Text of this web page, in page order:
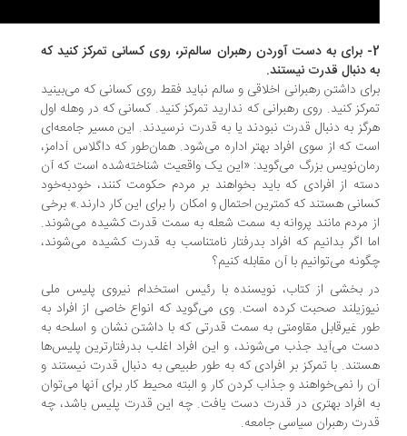
2- برای به دست آوردن رهبران سالم‌تر، روی کسانی تمرکز کنید که
دنبال قدرت نیستند.
داشتن رهبرانی اخلاقی و سالم نباید فقط روی کسانی که می‌بینید
کنید. روی رهبرانی که ندارید تمرکز کنید. کسانی که در وهله اول
به دنبال قدرت نبودند یا به قدرت نرسیدند. این مسیر جامعه‌ای
که از سوی افراد بهتر اداره می‌شود. همان‌طور که داگلاس آدامز،
بزرگ می‌گوید: «این یک واقعیت شناخته‌شده است که آن
از افرادی که باید بخواهند بر مردم حکومت کنند، خودبه‌خود
هستند که کمترین احتمال و امکان را برای این کار دارند.» برخی
مردم مانند پروانه به سمت شعله به سمت قدرت کشیده می‌شوند.
اگر بدانیم که افراد بدرفتار نامتناسب به قدرت کشیده می‌شوند،
می‌توانیم با آن مقابله کنیم؟
بخشی از کتاب، نویسنده با رئیس استخدام نیروی پلیس ملی
صحبت کرده است. وی می‌گوید که انواع خاصی از افراد به
غیرقابل مقاومتی به سمت قدرتی که با داشتن نشان و اسلحه به
می‌آید جذب می‌شوند، و این افراد اغلب بدرفتارترین پلیس‌ها
با تمرکز بر افرادی که به طور طبیعی به دنبال قدرت نیستند و
را نمی‌خواهند و جذاب کردن کار و البته محیط کار برای آنها می‌توان
افراد بهتری در قدرت دست یافت. چه این قدرت پلیس باشد، چه
رهبران سیاسی جامعه.